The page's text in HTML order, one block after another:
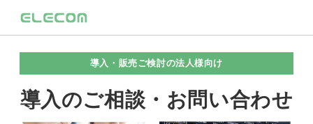
導入・販売ご検討の法人様向け
導入のご相談・お問い合わせ